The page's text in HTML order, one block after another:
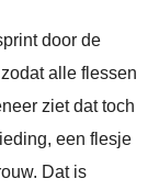
door de
alle flessen
ziet dat toch
een flesje
Dat is